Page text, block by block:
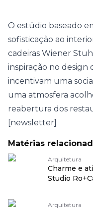
O estúdio baseado
sofisticação ao
cadeiras Wiener
inspiração no design
incentivam uma
uma atmosfera
reabertura dos
[newsletter]
Matérias
Arquitetura
Charme e
Studio
Arquitetura